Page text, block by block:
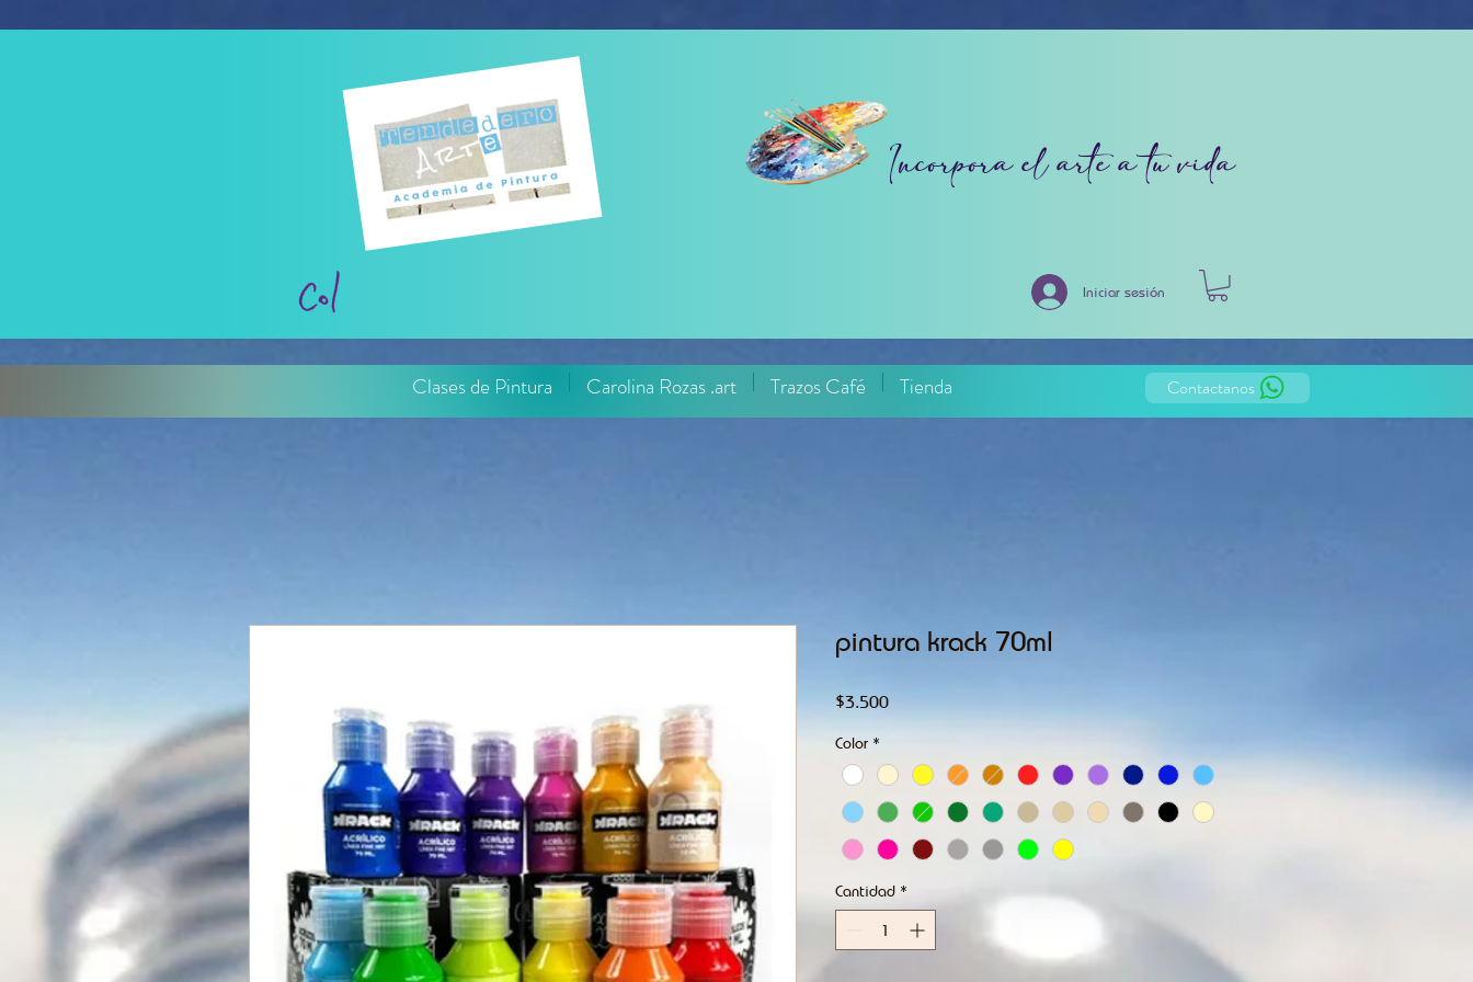
Incorpora el arte a tu vida
Iniciar sesión
Clases de Pintura Carolina Rozas .art Trazos Café Tienda Contactanos
pintura krack 70ml
$3.500Precio
Color *
Cantidad *